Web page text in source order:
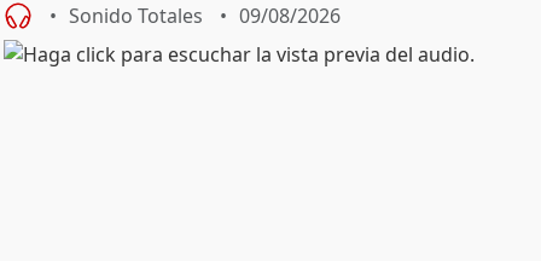
Sonido Totales 09/08/2026